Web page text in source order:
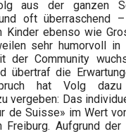
aus der ganzen
oft überraschend
Kinder ebenso wie
sehr humorvoll
der Community
übertraf die
hat Volg dazu
vergeben: Das
de Suisse» im Wert
Freiburg. Aufgrund